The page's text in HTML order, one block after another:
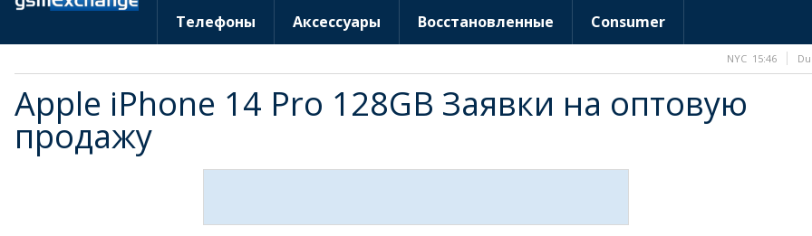
Телефоны Аксессуары Восстановленные Consumer
Apple iPhone 14 Pro 128GB Заявки на оптовую
продажу
NYC 15:46